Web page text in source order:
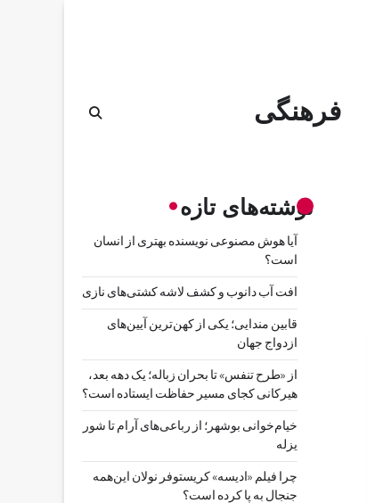
فرهنگی
نوشته‌های تازه
آیا هوش مصنوعی نویسنده بهتری از انسان
است؟
افت آب دانوب و کشف لاشه کشتی‌های نازی
قابین مندایی؛ یکی از کهن‌ترین آیین‌های
ازدواج جهان
از «طرح تنفس» تا بحران زباله؛ یک دهه بعد،
هیرکانی کجای مسیر حفاظت ایستاده است؟
خیام‌خوانی بوشهر؛ از رباعی‌های آرام تا شور
یزله
چرا فیلم «ادیسه» کریستوفر نولان این‌همه
جنجال به پا کرده است؟